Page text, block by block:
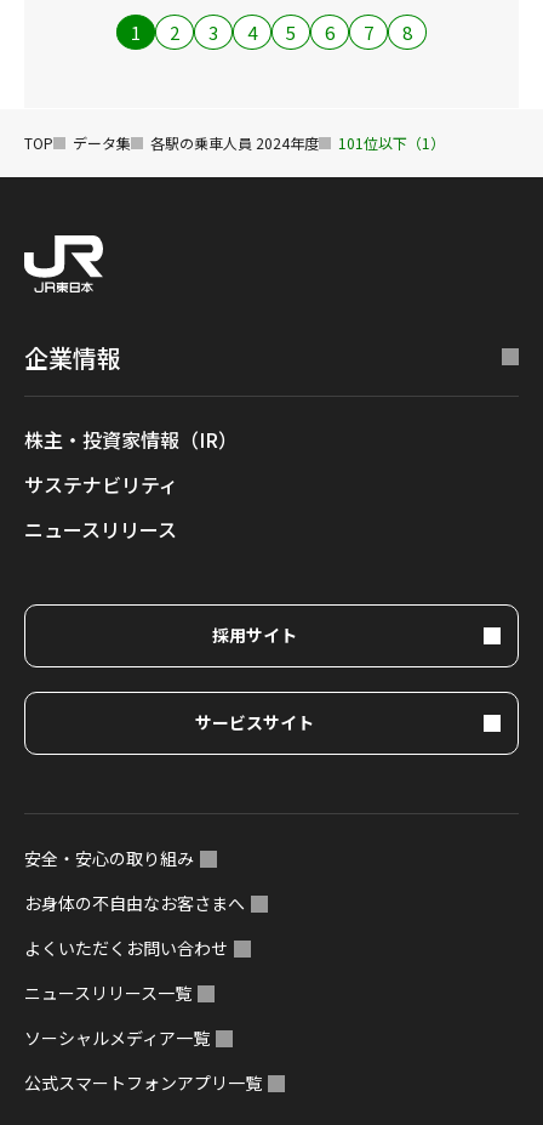
1 2 3 4 5 6 7 8
TOP データ集 各駅の乗車人員 2024年度 101位以下（1）
企業情報
株主・投資家情報（IR）
サステナビリティ
ニュースリリース
採用サイト
サービスサイト
安全・安心の取り組み
お身体の不自由なお客さまへ
よくいただくお問い合わせ
ニュースリリース一覧
ソーシャルメディア一覧
公式スマートフォンアプリ一覧